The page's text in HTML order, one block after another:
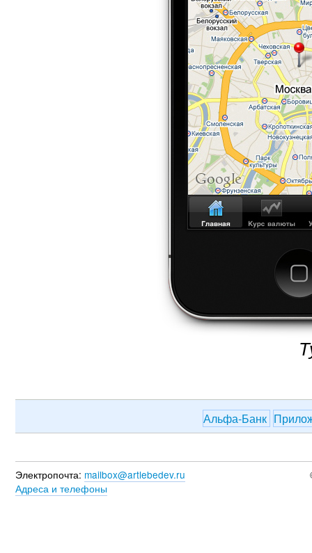
Альфа-Банк
Электропочта: mailbox@artlebedev.ru
Адреса и телефоны